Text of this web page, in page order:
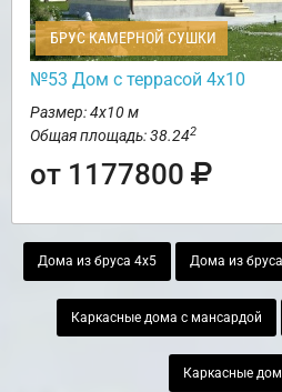
БРУС КАМЕРНОЙ СУШКИ
№53 Дом с террасой 4х10
Размер: 4х10 м
Общая площадь: 38.242
от 1177800
Дома из бруса 4х5 Дома из
Каркасные дома с мансардой
Каркасные